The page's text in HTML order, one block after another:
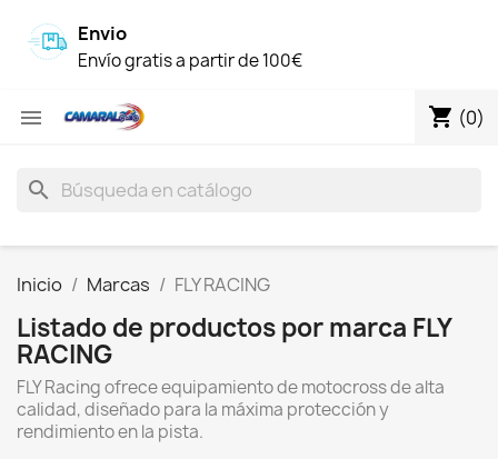
Envio
Envío gratis a partir de 100€
 shopping_cart (0)
search
Inicio Marcas FLY RACING
Listado de productos por marca FLY
RACING
FLY Racing ofrece equipamiento de motocross de alta
calidad, diseñado para la máxima protección y
rendimiento en la pista.